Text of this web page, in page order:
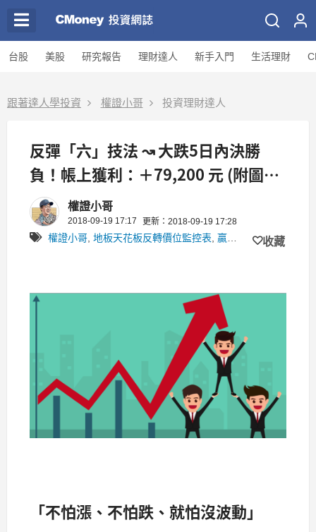
台股 美股 研究報告 理財達人 新手入門 生活理財
跟著達人學投資 權證小哥 投資理財達人
反彈「六」技法 ↝ 大跌5日內決勝
負！帳上獲利：＋79,200 元 (附圖文
教學)
權證小哥
2018-09-19 17:17 更新：2018-09-19 17:28
權證小哥 地板天花板反轉價位監控表 贏家策略 ,起反彈
收藏
「不怕漲、不怕跌、就怕沒波動」